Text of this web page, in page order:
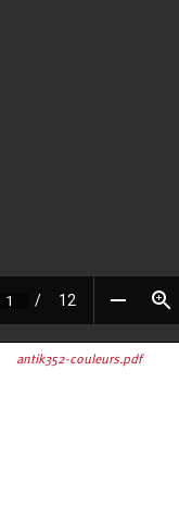
antik352-couleurs.pdf